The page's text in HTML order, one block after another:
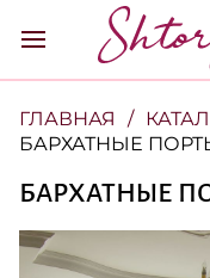
ГЛАВНАЯ
БАРХАТНЫЕ
БАРХАТНЫЕ